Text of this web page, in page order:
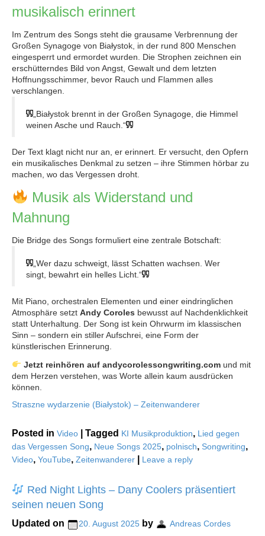
musikalisch erinnert
Im Zentrum des Songs steht die grausame Verbrennung der
Großen Synagoge von Białystok, in der rund 800 Menschen
eingesperrt und ermordet wurden. Die Strophen zeichnen ein
erschütterndes Bild von Angst, Gewalt und dem letzten
Hoffnungsschimmer, bevor Rauch und Flammen alles
verschlangen.
„Białystok brennt in der Großen Synagoge, die Himmel
weinen Asche und Rauch.“
Der Text klagt nicht nur an, er erinnert. Er versucht, den Opfern
ein musikalisches Denkmal zu setzen – ihre Stimmen hörbar zu
machen, wo das Vergessen droht.
Musik als Widerstand und
Mahnung
Die Bridge des Songs formuliert eine zentrale Botschaft:
„Wer dazu schweigt, lässt Schatten wachsen. Wer
singt, bewahrt ein helles Licht.“
Mit Piano, orchestralen Elementen und einer eindringlichen
Atmosphäre setzt Andy Coroles bewusst auf Nachdenklichkeit
statt Unterhaltung. Der Song ist kein Ohrwurm im klassischen
Sinn – sondern ein stiller Aufschrei, eine Form der
künstlerischen Erinnerung.
Jetzt reinhören auf andycorolessongwriting.comund mit
dem Herzen verstehen, was Worte allein kaum ausdrücken
können.
Straszne wydarzenie (Białystok) – Zeitenwanderer
Posted in Video Tagged KI Musikproduktion, Lied gegen
das Vergessen Song, Neue Songs 2025, polnisch, Songwriting,
Video, YouTube, Zeitenwanderer Leave a reply
Red Night Lights – Dany Coolers präsentiert
seinen neuen Song
Updated on 20. August 2025 by Andreas Cordes